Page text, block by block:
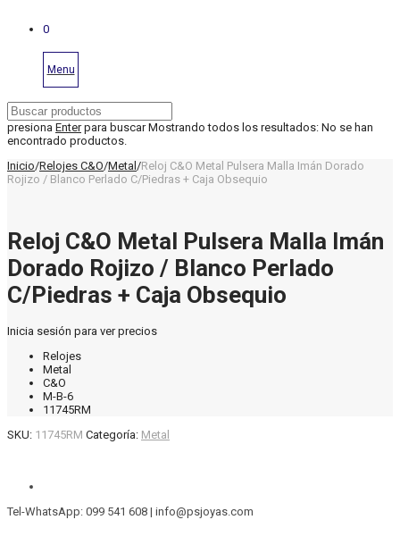
0
Menu
presiona Enterpara buscar Mostrando todos los resultados: No se han
encontrado productos.
Inicio/Relojes C&O/Metal /Reloj C&O Metal Pulsera Malla Imán Dorado
Rojizo / Blanco Perlado C/Piedras + Caja Obsequio
Reloj C&O Metal Pulsera Malla Imán
Dorado Rojizo / Blanco Perlado
C/Piedras + Caja Obsequio
Inicia sesión para ver precios
Relojes
Metal
C&O
M-B-6
11745RM
SKU: 11745RM Categoría: Metal
Tel-WhatsApp: 099 541 608 | info@psjoyas.com